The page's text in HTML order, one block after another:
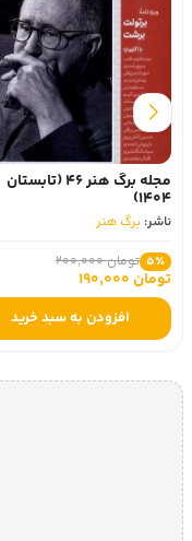
مجله برگ هنر 46 (تابستان
1404)
ناشر: برگ هنر
5٪ تومان 200,000
تومان 190,000
افزودن به سبد خرید